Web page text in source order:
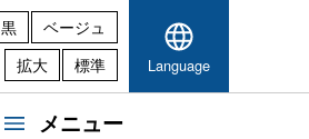
黒
ベージュ
拡大 標準 Language
メニュー